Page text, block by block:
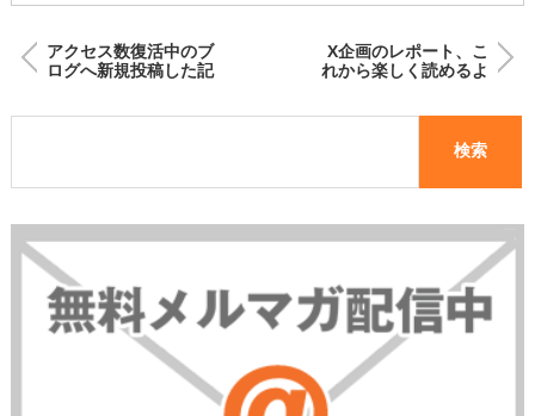
アクセス数復活中のブ
ログへ新規投稿した記
X企画のレポート、こ
れから楽しく読めるよ